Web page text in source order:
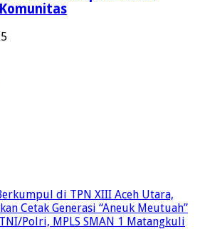
di TPN XIII Aceh Utara,
Cetak Generasi “Aneuk Meutuah”
Polri, MPLS SMAN 1 Matangkuli